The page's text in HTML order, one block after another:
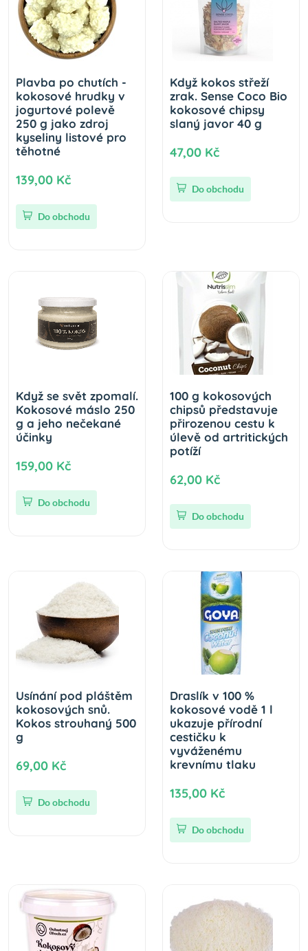
Plavba po chutích -
kokosové hrudky v
jogurtové polevě
250 g jako zdroj
kyseliny listové pro
těhotné
139,00 Kč
Do obchodu
Když kokos střeží
zrak. Sense Coco Bio
kokosové chipsy
slaný javor 40 g
47,00 Kč
Do obchodu
Když se svět zpomalí.
Kokosové máslo 250
g a jeho nečekané
účinky
159,00 Kč
Do obchodu
100 g kokosových
chipsů představuje
přirozenou cestu k
úlevě od artritických
potíží
62,00 Kč
Do obchodu
Usínání pod pláštěm
kokosových snů.
Kokos strouhaný 500
g
69,00 Kč
Do obchodu
Draslík v 100 %
kokosové vodě 1 l
ukazuje přírodní
cestičku k
vyváženému
krevnímu tlaku
135,00 Kč
Do obchodu